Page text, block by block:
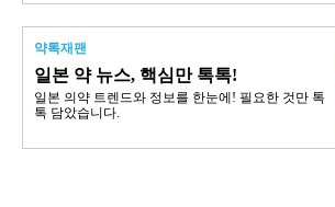
약톡재팬
일본 약 뉴스, 핵심만 톡톡!
일본 의약 트렌드와 정보를 한눈에! 필요한 것만 톡
톡 담았습니다.